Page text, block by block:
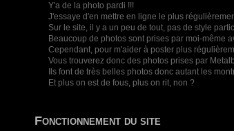
Y'a de la photo pardi !!!
J'essaye d'en mettre en ligne le plus
Sur le site, il y a un peu de tout, pas de style
Beaucoup de photos sont prises par moi-même
Cependant, pour m'aider à poster plus
Vous trouverez donc des photos prises par
Ils font de très belles photos donc autant les
Et plus on est de fous, plus on rit, non ?
Fonctionnement du site